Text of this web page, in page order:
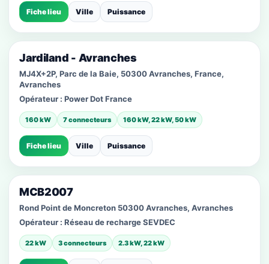
Fiche lieu Ville Puissance
Jardiland - Avranches
MJ4X+2P, Parc de la Baie, 50300 Avranches, France,
Avranches
Opérateur : Power Dot France
160 kW 7 connecteurs 160 kW, 22 kW, 50 kW
Fiche lieu Ville Puissance
MCB2007
Rond Point de Moncreton 50300 Avranches, Avranches
Opérateur : Réseau de recharge SEVDEC
22 kW 3 connecteurs 2.3 kW, 22 kW